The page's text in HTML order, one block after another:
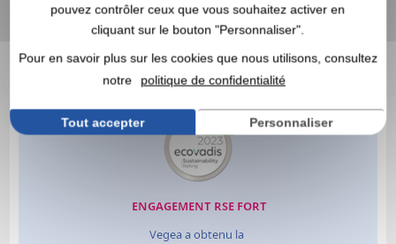
pouvez contrôler ceux que vous souhaitez activer en
cliquant sur le bouton "Personnaliser".
Pour en savoir plus sur les cookies que nous utilisons, consultez
notre
politique de confidentialité
Tout accepter Personnaliser